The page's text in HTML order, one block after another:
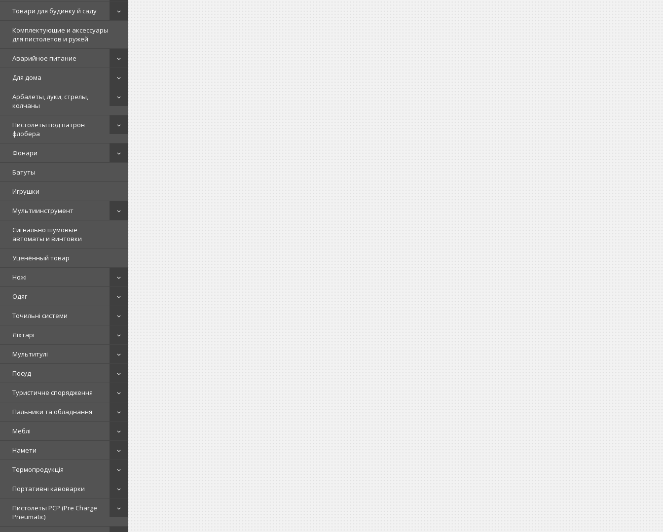
Товари для будинку й саду
Комплектующие и аксессуары
для пистолетов и ружей
Аварийное питание
Для дома
Арбалеты, луки, стрелы,
колчаны
Пистолеты под патрон
флобера
Фонари
Батуты
Игрушки
Мультиинструмент
Сигнально шумовые
автоматы и винтовки
Уценённый товар
Ножі
Одяг
Точильні системи
Ліхтарі
Мультитулі
Посуд
Туристичне спорядження
Пальники та обладнання
Меблі
Намети
Термопродукція
Портативні кавоварки
Пистолеты PCP (Pre Charge
Pneumatic)